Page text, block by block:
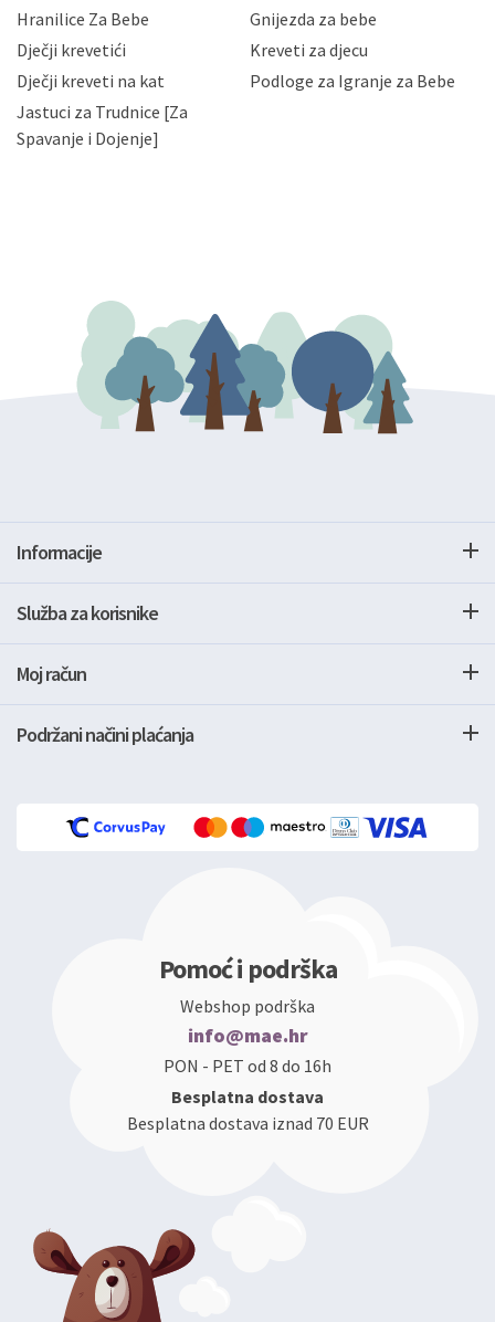
slučajevima koji su dozvoljeni zakonima. Napominjemo
da možete u svako doba, u potpunosti ili djelomice,
zatražiti prestanak aktivnosti obrade Vaših osobnih
podataka. Opoziv privole možete podnijeti poštom na
gore navedenu adresu ili e-mailom na adresu:
Hranilice Za Bebe
Gnijezda za bebe
Dječji krevetići
Kreveti za djecu
Dječji kreveti na kat
Podloge za Igranje za Bebe
Jastuci za Trudnice [Za
Spavanje i Dojenje]
Informacije
Služba za korisnike
Moj račun
Podržani načini plaćanja
Pomoć i podrška
Webshop podrška
info@mae.hr
PON - PET od 8 do 16h
Besplatna dostava
Besplatna dostava iznad 70 EUR